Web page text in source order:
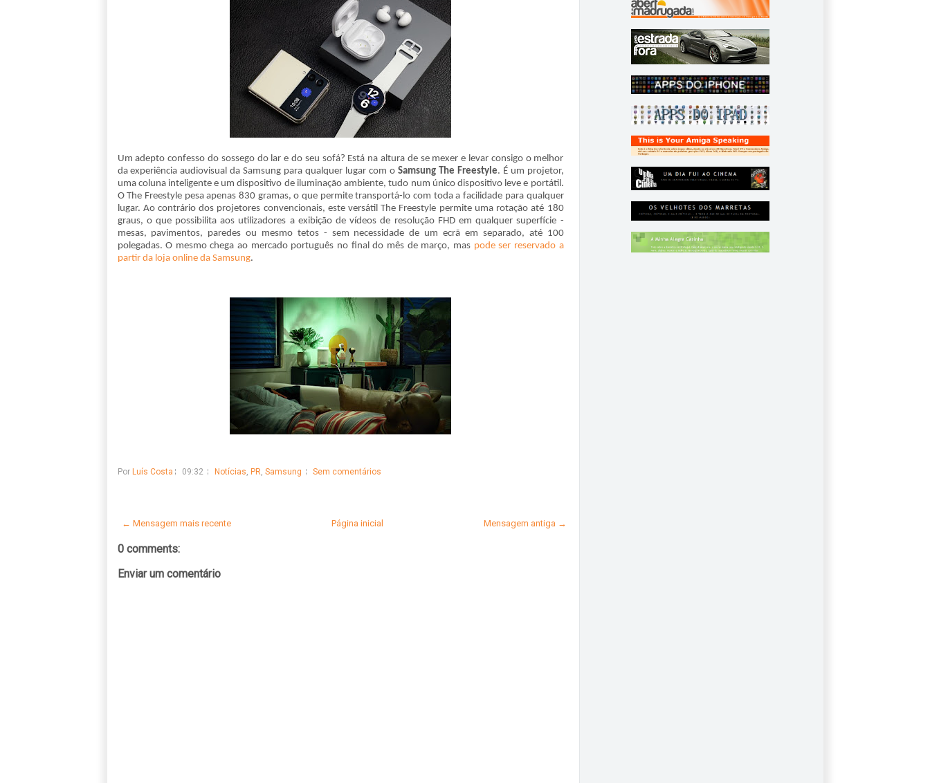
Um adepto confesso do sossego do lar e do seu sofá? Está na altura de se mexer e levar consigo o melhor
da experiência audiovisual da Samsung para qualquer lugar com o Samsung The Freestyle. É um projetor,
uma coluna inteligente e um dispositivo de iluminação ambiente, tudo num único dispositivo leve e portátil.
O The Freestyle pesa apenas 830 gramas, o que permite transportá-lo com toda a facilidade para qualquer
lugar. Ao contrário dos projetores convencionais, este versátil The Freestyle permite uma rotação até 180
graus, o que possibilita aos utilizadores a exibição de vídeos de resolução FHD em qualquer superfície -
mesas, pavimentos, paredes ou mesmo tetos - sem necessidade de um ecrã em separado, até 100
polegadas. O mesmo chega ao mercado português no final do mês de março, mas pode ser reservado a
partir da loja online da Samsung.
Por Luís Costa 09:32 Notícias, PR, Samsung Sem comentários
← Mensagem mais recente Mensagem antiga →
Página inicial
0 comments:
Enviar um comentário